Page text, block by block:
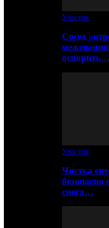
Участок
Сосед
оспорить…
Участок
Чистка
снега…